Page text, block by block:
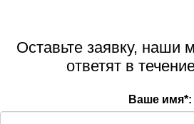
Оставьте заявку,
ответят в
Ваше имя*: